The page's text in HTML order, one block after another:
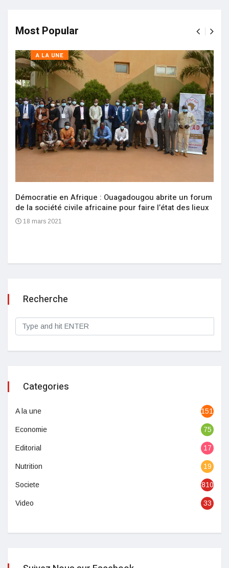
Most Popular
A LA UNE
Démocratie en Afrique : Ouagadougou abrite un forum
de la société civile africaine pour faire l’état des lieux
18 mars 2021
Recherche
Categories
A la une 1513
Economie 75
Editorial 17
Nutrition 19
Societe 810
Video 33